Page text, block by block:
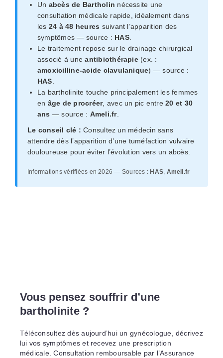
Un abcès de Bartholin nécessite une
consultation médicale rapide, idéalement dans
les 24 à 48 heures suivant l’apparition des
symptômes — source : HAS.
Le traitement repose sur le drainage chirurgical
associé à uneantibiothérapie(ex. :
amoxicilline-acide clavulanique) — source :
HAS
La bartholinite touche principalement les femmes
en âge de procréer, avec un pic entre20 et 30
ans — source : Ameli.fr.
Le conseil clé : Consultez un médecin sans
attendre dès l’apparition d’une tuméfaction vulvaire
douloureuse pour éviter l’évolution vers un abcès.
Informations vérifiées en 2026 — Sources : HAS, Ameli.fr
Vous pensez souffrir d’une
bartholinite ?
Téléconsultez dès aujourd’hui un gynécologue, décrivez
lui vos symptômes et recevez une prescription
médicale. Consultation remboursable par l’Assurance